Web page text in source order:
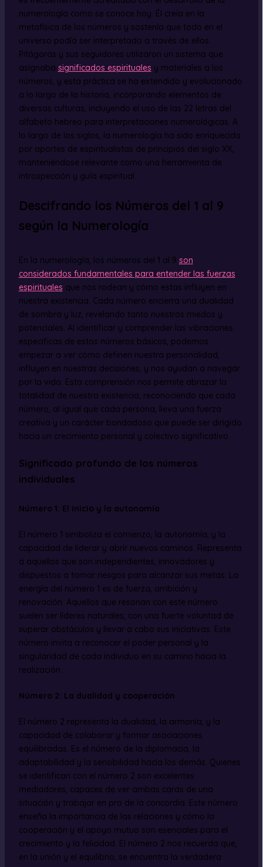
numerología como se conoce hoy. Él creía en la
metafísica de los números y sostenía que todo en el
universo podía ser interpretado a través de ellos.
Pitágoras y sus seguidores utilizaron un sistema que
asignaba significados espirituales y materiales a los
números, y esta práctica se ha extendido y evolucionado
a lo largo de la historia, incorporando elementos de
diversas culturas, incluyendo el uso de las 22 letras del
alfabeto hebreo para interpretaciones numerológicas. A
lo largo de los siglos, la numerología ha sido enriquecida
por aportes de espiritualistas de principios del siglo XX,
manteniéndose relevante como una herramienta de
introspección y guía espiritual.
Descifrando los Números del 1 al 9
según la Numerología
En la numerología, los números del 1 al 9 son
considerados fundamentales para entender las fuerzas
espirituales que nos rodean y cómo estas influyen en
nuestra existencia. Cada número encierra una dualidad
de sombra y luz, revelando tanto nuestros miedos y
potenciales. Al identificar y comprender las vibraciones
específicas de estos números básicos, podemos
empezar a ver cómo definen nuestra personalidad,
influyen en nuestras decisiones, y nos ayudan a navegar
por la vida. Esta comprensión nos permite abrazar la
totalidad de nuestra existencia, reconociendo que cada
número, al igual que cada persona, lleva una fuerza
creativa y un carácter bondadoso que puede ser dirigido
hacia un crecimiento personal y colectivo significativo.
Significado profundo de los números
individuales
Número 1: El inicio y la autonomía
El número 1 simboliza el comienzo, la autonomía, y la
capacidad de liderar y abrir nuevos caminos. Representa
a aquellos que son independientes, innovadores y
dispuestos a tomar riesgos para alcanzar sus metas. La
energía del número 1 es de fuerza, ambición y
renovación. Aquellos que resonan con este número
suelen ser líderes naturales, con una fuerte voluntad de
superar obstáculos y llevar a cabo sus iniciativas. Este
número invita a reconocer el poder personal y la
singularidad de cada individuo en su camino hacia la
realización.
Número 2: La dualidad y cooperación
El número 2 representa la dualidad, la armonía, y la
capacidad de colaborar y formar asociaciones
equilibradas. Es el número de la diplomacia, la
adaptabilidad y la sensibilidad hacia los demás. Quienes
se identifican con el número 2 son excelentes
mediadores, capaces de ver ambas caras de una
situación y trabajar en pro de la concordia. Este número
enseña la importancia de las relaciones y cómo la
cooperación y el apoyo mutuo son esenciales para el
crecimiento y la felicidad. El número 2 nos recuerda que,
en la unión y el equilibrio, se encuentra la verdadera